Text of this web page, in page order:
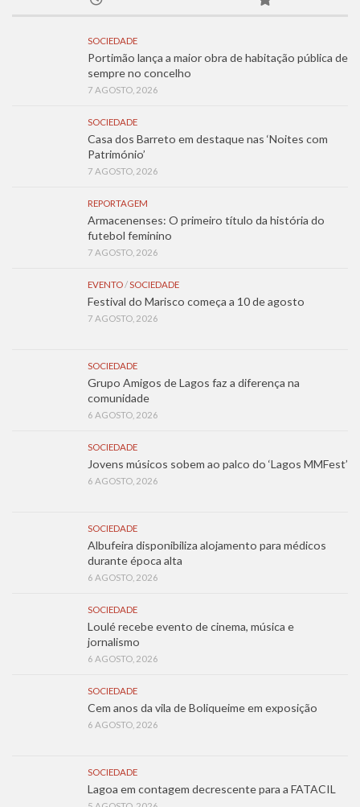
SOCIEDADE
Portimão lança a maior obra de habitação pública de
sempre no concelho
7 AGOSTO, 2026
SOCIEDADE
Casa dos Barreto em destaque nas ‘Noites com
Património’
7 AGOSTO, 2026
REPORTAGEM
Armacenenses: O primeiro título da história do
futebol feminino
7 AGOSTO, 2026
EVENTO/SOCIEDADE
Festival do Marisco começa a 10 de agosto
7 AGOSTO, 2026
SOCIEDADE
Grupo Amigos de Lagos faz a diferença na
comunidade
6 AGOSTO, 2026
SOCIEDADE
Jovens músicos sobem ao palco do ‘Lagos MMFest’
6 AGOSTO, 2026
SOCIEDADE
Albufeira disponibiliza alojamento para médicos
durante época alta
6 AGOSTO, 2026
SOCIEDADE
Loulé recebe evento de cinema, música e
jornalismo
6 AGOSTO, 2026
SOCIEDADE
Cem anos da vila de Boliqueime em exposição
6 AGOSTO, 2026
SOCIEDADE
Lagoa em contagem decrescente para a FATACIL